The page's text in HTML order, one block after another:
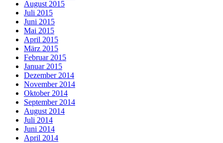
August 2015
Juli 2015
Juni 2015
Mai 2015
April 2015
März 2015
Februar 2015
Januar 2015
Dezember 2014
November 2014
Oktober 2014
September 2014
August 2014
Juli 2014
Juni 2014
April 2014